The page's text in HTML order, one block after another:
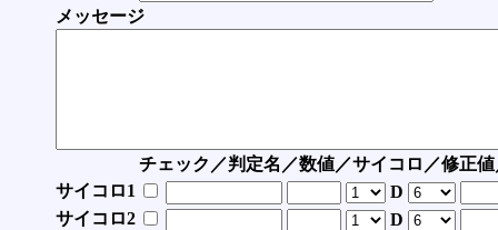
メッセージ
チェック／判定名／数値／サイコロ／修正
サイコロ1
D
サイコロ2
D